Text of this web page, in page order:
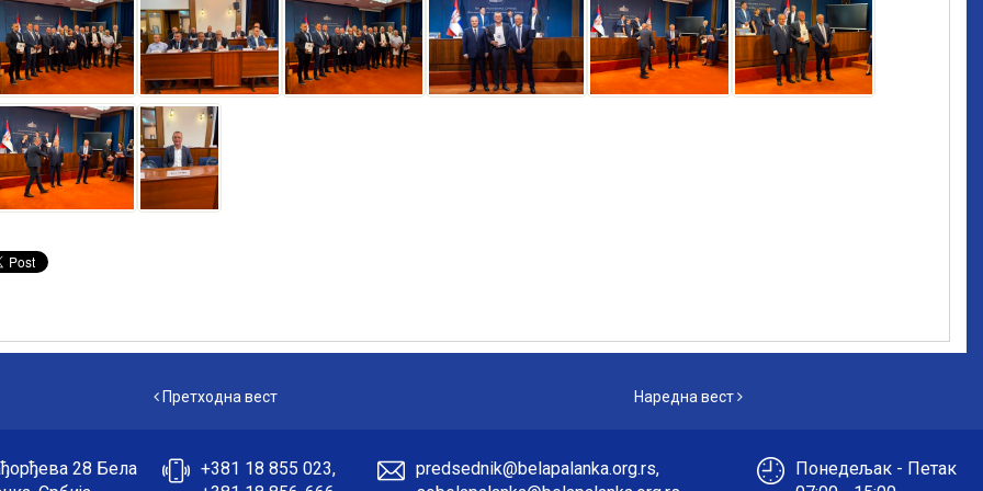
Претходна вест Наредна вест
28 Бела
+381 18 855 023,
predsednik@belapalanka.org.rs,
Понедељак - Петак